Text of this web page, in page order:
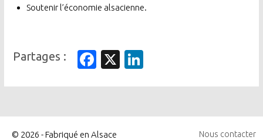
Soutenir l’économie alsacienne.
Facebook
X
© 2026 - Fabriqué en Alsace
Nous contacter